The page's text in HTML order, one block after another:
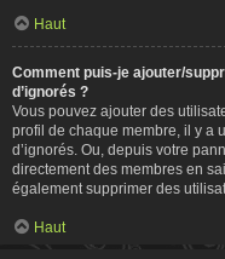
Haut
Comment puis-je ajouter/
d’ignorés ?
Vous pouvez ajouter des
profil de chaque membre, il y a
d’ignorés. Ou, depuis votre
directement des membres en
également supprimer des
Haut